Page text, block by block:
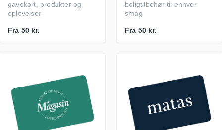
gavekort, produkter og
oplevelser
Fra 50 kr.
boligtilbehør til enhver
smag
Fra 50 kr.